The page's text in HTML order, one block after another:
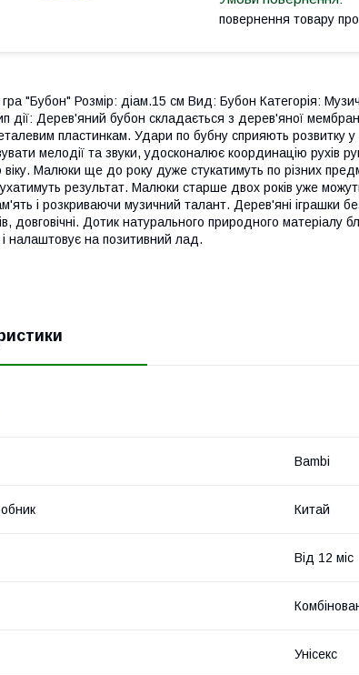
повернення товару
"Бубон" Розмір: діам.15 см Вид: Бубон Категорія:
дії: Дерев'яний бубон складається з дерев'яної
пластинкам. Удари по бубну сприяють розвитку у
мелодії та звуки, удосконалює координацію рухів
віку. Малюки ще до року дуже стукатимуть по різних
результат. Малюки старше двох років уже
і розкриваючи музичний талант. Дерев'яні іграшки
довговічні. Дотик натурального природного матеріалу
налаштовує на позитивний лад.
Bambi
Китай
Від 12 міс
Унісекс